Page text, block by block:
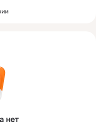
нет